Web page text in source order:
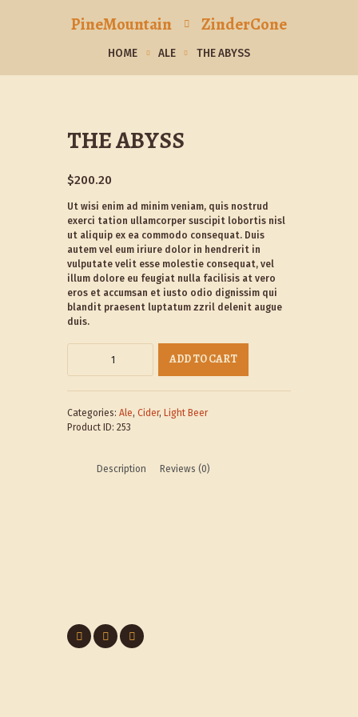
PineMountain ZinderCone
HOME ALE THE ABYSS
THE ABYSS
$200.20
Ut wisi enim ad minim veniam, quis nostrud
exerci tation ullamcorper suscipit lobortis nisl
ut aliquip ex ea commodo consequat. Duis
autem vel eum iriure dolor in hendrerit in
vulputate velit esse molestie consequat, vel
illum dolore eu feugiat nulla facilisis at vero
eros et accumsan et iusto odio dignissim qui
blandit praesent luptatum zzril delenit augue
duis.
quantity
ADD TO CART
Categories: Ale, Cider, Light Beer
Product ID: 253
Description Reviews (0)